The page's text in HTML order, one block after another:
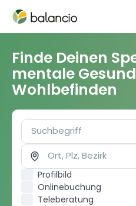
Finde Deinen
mentale
Wohlbefinden
Profilbild
Onlinebuchung
Teleberatung